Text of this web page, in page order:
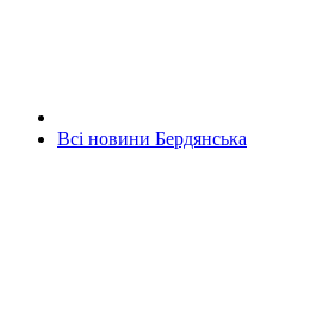
Всі новини Бердянська